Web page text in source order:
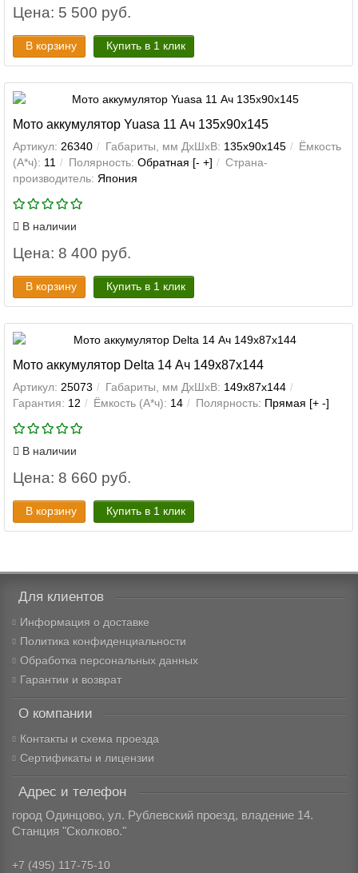
Цена: 5 500 руб.
В корзину Купить в 1 клик
Мото аккумулятор Yuasa 11 Ач 135x90x145
Артикул: 26340 Габариты, мм ДхШхВ: 135x90x145
Ёмкость
(А*ч): 11 Полярность: Обратная [- +]
Страна-
производитель: Япония
В наличии
Цена: 8 400 руб.
В корзину Купить в 1 клик
Мото аккумулятор Delta 14 Ач 149x87x144
Артикул: 25073 Габариты, мм ДхШхВ: 149x87x144
Гарантия: 12 Ёмкость (А*ч): 14 Полярность: Прямая [+ -]
В наличии
Цена: 8 660 руб.
В корзину Купить в 1 клик
Для клиентов
Информация о доставке
Политика конфиденциальности
Обработка персональных данных
Гарантии и возврат
О компании
Контакты и схема проезда
Сертификаты и лицензии
Адрес и телефон
город Одинцово, ул. Рублевский проезд, владение 14.
Станция "Сколково."
+7 (495) 117-75-10